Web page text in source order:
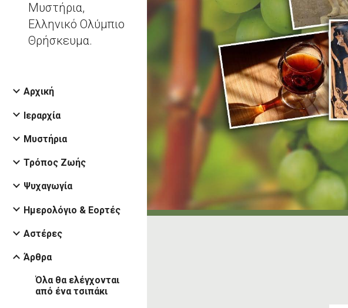
Μυστήρια,
Ελληνικό Ολύμπιο
Θρήσκευμα.
Αρχική
Ιεραρχία
Μυστήρια
Τρόπος Ζωής
Ψυχαγωγία
Ημερολόγιο & Εορτές
Αστέρες
Άρθρα
Όλα θα ελέγχονται
από ένα τσιπάκι